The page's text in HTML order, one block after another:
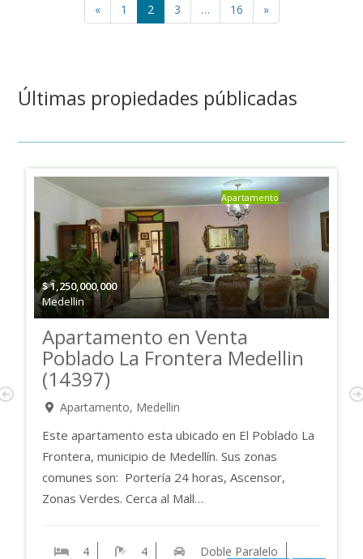
« 1 2 3 … 16 »
Últimas propiedades públicadas
$320,000,000
Bello
Apartamento
Apartamento en Venta Valle
Verde Bello (14361)
Apartamento, Bello
Este Apartamento se encuentra ubicado en la
unidad Valle Verde , en el municipio de Bello,
sector Niquia, a unas cuadras de la estación del…